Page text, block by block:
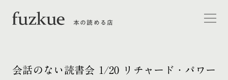
本の読める店
会話のない読書会 1/20 リチャード・パワー